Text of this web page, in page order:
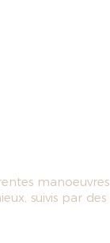
suivis par des